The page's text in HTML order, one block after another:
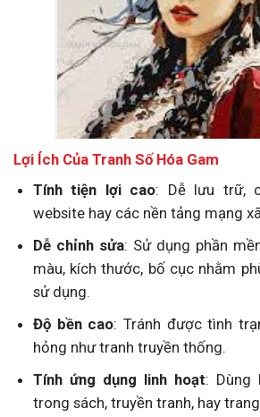
Lợi Ích Của Tranh Số Hóa Gam
Tính tiện lợi cao: Dễ lưu trữ,
website hay các nền tảng mạng
Dễ chỉnh sửa: Sử dụng phần
màu, kích thước, bố cục nhằm
sử dụng.
Độ bền cao: Tránh được tình
hỏng như tranh truyền thống.
Tính ứng dụng linh hoạt: Dùng
trong sách, truyền tranh, hay